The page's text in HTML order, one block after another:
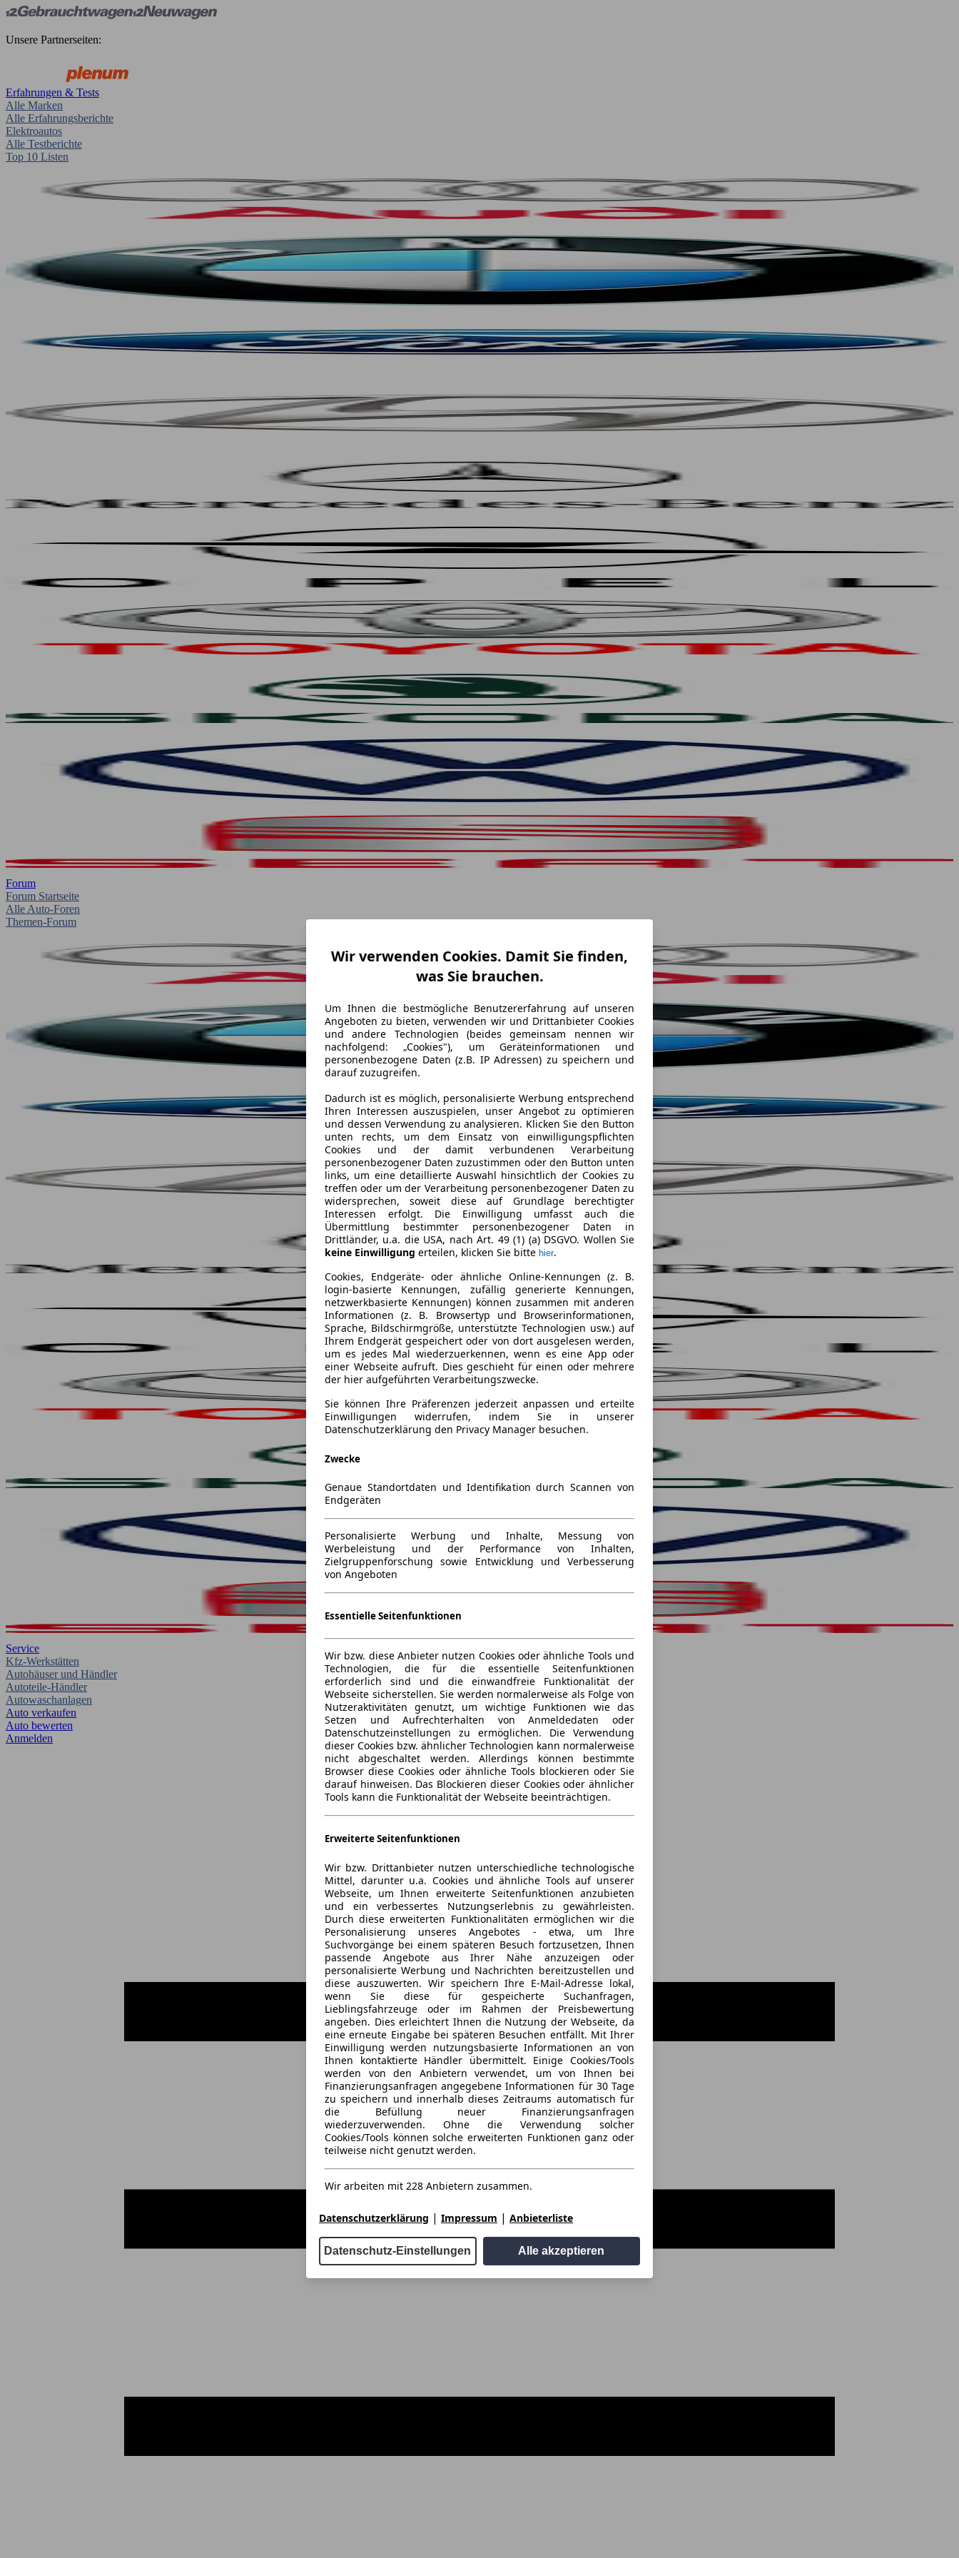
Unsere Partnerseiten:
Erfahrungen & Tests
Alle Marken
Alle Erfahrungsberichte
Elektroautos
Alle Testberichte
Top 10 Listen
Forum
Forum Startseite
Alle Auto-Foren
Themen-Forum
Service
Kfz-Werkstätten
Autohäuser und Händler
Autoteile-Händler
Autowaschanlagen
Auto verkaufen
Auto bewerten
Anmelden
Wir verwenden Cookies. Damit Sie finden,
was Sie brauchen.
Um Ihnen die bestmögliche Benutzererfahrung auf unseren
Angeboten zu bieten, verwenden wir und Drittanbieter Cookies
und andere Technologien (beides gemeinsam nennen wir
nachfolgend: „Cookies"), um Geräteinformationen und
personenbezogene Daten (z.B. IP Adressen) zu speichern und
darauf zuzugreifen.
Dadurch ist es möglich, personalisierte Werbung entsprechend
Ihren Interessen auszuspielen, unser Angebot zu optimieren
und dessen Verwendung zu analysieren. Klicken Sie den Button
unten rechts, um dem Einsatz von einwilligungspflichten
Cookies und der damit verbundenen Verarbeitung
personenbezogener Daten zuzustimmen oder den Button unten
links, um eine detaillierte Auswahl hinsichtlich der Cookies zu
treffen oder um der Verarbeitung personenbezogener Daten zu
widersprechen, soweit diese auf Grundlage berechtigter
Interessen erfolgt. Die Einwilligung umfasst auch die
Übermittlung bestimmter personenbezogener Daten in
Drittländer, u.a. die USA, nach Art. 49 (1) (a) DSGVO. Wollen Sie
keine Einwilligung erteilen, klicken Sie bitte hier.
Cookies, Endgeräte- oder ähnliche Online-Kennungen (z. B.
login-basierte Kennungen, zufällig generierte Kennungen,
netzwerkbasierte Kennungen) können zusammen mit anderen
Informationen (z. B. Browsertyp und Browserinformationen,
Sprache, Bildschirmgröße, unterstützte Technologien usw.) auf
Ihrem Endgerät gespeichert oder von dort ausgelesen werden,
um es jedes Mal wiederzuerkennen, wenn es eine App oder
einer Webseite aufruft. Dies geschieht für einen oder mehrere
der hier aufgeführten Verarbeitungszwecke.
Sie können Ihre Präferenzen jederzeit anpassen und erteilte
Einwilligungen widerrufen, indem Sie in unserer
Datenschutzerklärung den Privacy Manager besuchen.
Zwecke
Genaue Standortdaten und Identifikation durch Scannen von
Endgeräten
Personalisierte Werbung und Inhalte, Messung von
Werbeleistung und der Performance von Inhalten,
Zielgruppenforschung sowie Entwicklung und Verbesserung
von Angeboten
Essentielle Seitenfunktionen
Wir bzw. diese Anbieter nutzen Cookies oder ähnliche Tools und
Technologien, die für die essentielle Seitenfunktionen
erforderlich sind und die einwandfreie Funktionalität der
Webseite sicherstellen. Sie werden normalerweise als Folge von
Nutzeraktivitäten genutzt, um wichtige Funktionen wie das
Setzen und Aufrechterhalten von Anmeldedaten oder
Datenschutzeinstellungen zu ermöglichen. Die Verwendung
dieser Cookies bzw. ähnlicher Technologien kann normalerweise
nicht abgeschaltet werden. Allerdings können bestimmte
Browser diese Cookies oder ähnliche Tools blockieren oder Sie
darauf hinweisen. Das Blockieren dieser Cookies oder ähnlicher
Tools kann die Funktionalität der Webseite beeinträchtigen.
Erweiterte Seitenfunktionen
Wir bzw. Drittanbieter nutzen unterschiedliche technologische
Mittel, darunter u.a. Cookies und ähnliche Tools auf unserer
Webseite, um Ihnen erweiterte Seitenfunktionen anzubieten
und ein verbessertes Nutzungserlebnis zu gewährleisten.
Durch diese erweiterten Funktionalitäten ermöglichen wir die
Personalisierung unseres Angebotes - etwa, um Ihre
Suchvorgänge bei einem späteren Besuch fortzusetzen, Ihnen
passende Angebote aus Ihrer Nähe anzuzeigen oder
personalisierte Werbung und Nachrichten bereitzustellen und
diese auszuwerten. Wir speichern Ihre E-Mail-Adresse lokal,
wenn Sie diese für gespeicherte Suchanfragen,
Lieblingsfahrzeuge oder im Rahmen der Preisbewertung
angeben. Dies erleichtert Ihnen die Nutzung der Webseite, da
eine erneute Eingabe bei späteren Besuchen entfällt. Mit Ihrer
Einwilligung werden nutzungsbasierte Informationen an von
Ihnen kontaktierte Händler übermittelt. Einige Cookies/Tools
werden von den Anbietern verwendet, um von Ihnen bei
Finanzierungsanfragen angegebene Informationen für 30 Tage
zu speichern und innerhalb dieses Zeitraums automatisch für
die Befüllung neuer Finanzierungsanfragen
wiederzuverwenden. Ohne die Verwendung solcher
Cookies/Tools können solche erweiterten Funktionen ganz oder
teilweise nicht genutzt werden.
Wir arbeiten mit 228 Anbietern zusammen.
Datenschutzerklärung | Impressum | Anbieterliste
Datenschutz-Einstellungen Alle akzeptieren